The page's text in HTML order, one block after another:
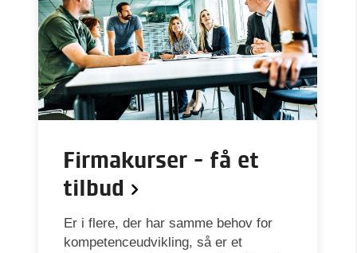
Firmakurser - få et
tilbud
Er i flere, der har samme behov for
kompetenceudvikling, så er et